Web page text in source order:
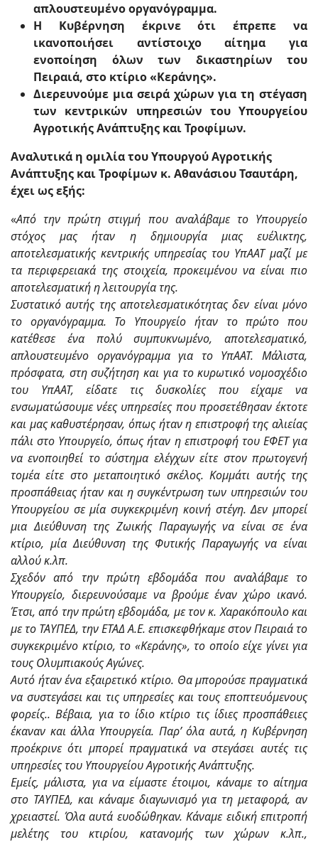
απλουστευμένο οργανόγραμμα.
Η Κυβέρνηση έκρινε ότι έπρεπε να
ικανοποιήσει αντίστοιχο αίτημα για
ενοποίηση όλων των δικαστηρίων του
Πειραιά, στο κτίριο «Κεράνης».
Διερευνούμε μια σειρά χώρων για τη στέγαση
των κεντρικών υπηρεσιών του Υπουργείου
Αγροτικής Ανάπτυξης και Τροφίμων.
Αναλυτικά η ομιλία του Υπουργού Αγροτικής
Ανάπτυξης και Τροφίμων κ. Αθανάσιου Τσαυτάρη,
έχει ως εξής:
«Από την πρώτη στιγμή που αναλάβαμε το Υπουργείο
στόχος μας ήταν η δημιουργία μιας ευέλικτης,
αποτελεσματικής κεντρικής υπηρεσίας του ΥπΑΑΤ μαζί με
τα περιφερειακά της στοιχεία, προκειμένου να είναι πιο
αποτελεσματική η λειτουργία της.
Συστατικό αυτής της αποτελεσματικότητας δεν είναι μόνο
το οργανόγραμμα. Το Υπουργείο ήταν το πρώτο που
κατέθεσε ένα πολύ συμπυκνωμένο, αποτελεσματικό,
απλουστευμένο οργανόγραμμα για το ΥπΑΑΤ. Μάλιστα,
πρόσφατα, στη συζήτηση και για το κυρωτικό νομοσχέδιο
του ΥπΑΑΤ, είδατε τις δυσκολίες που είχαμε να
ενσωματώσουμε νέες υπηρεσίες που προσετέθησαν έκτοτε
και μας καθυστέρησαν, όπως ήταν η επιστροφή της αλιείας
πάλι στο Υπουργείο, όπως ήταν η επιστροφή του ΕΦΕΤ για
να ενοποιηθεί το σύστημα ελέγχων είτε στον πρωτογενή
τομέα είτε στο μεταποιητικό σκέλος. Κομμάτι αυτής της
προσπάθειας ήταν και η συγκέντρωση των υπηρεσιών του
Υπουργείου σε μία συγκεκριμένη κοινή στέγη. Δεν μπορεί
μια Διεύθυνση της Ζωικής Παραγωγής να είναι σε ένα
κτίριο, μία Διεύθυνση της Φυτικής Παραγωγής να είναι
αλλού κ.λπ.
Σχεδόν από την πρώτη εβδομάδα που αναλάβαμε το
Υπουργείο, διερευνούσαμε να βρούμε έναν χώρο ικανό.
Έτσι, από την πρώτη εβδομάδα, με τον κ. Χαρακόπουλο και
με το ΤΑΥΠΕΔ, την ΕΤΑΔ Α.Ε. επισκεφθήκαμε στον Πειραιά το
συγκεκριμένο κτίριο, το «Κεράνης», το οποίο είχε γίνει για
τους Ολυμπιακούς Αγώνες.
Αυτό ήταν ένα εξαιρετικό κτίριο. Θα μπορούσε πραγματικά
να συστεγάσει και τις υπηρεσίες και τους εποπτευόμενους
φορείς.. Βέβαια, για το ίδιο κτίριο τις ίδιες προσπάθειες
έκαναν και άλλα Υπουργεία. Παρ’ όλα αυτά, η Κυβέρνηση
προέκρινε ότι μπορεί πραγματικά να στεγάσει αυτές τις
υπηρεσίες του Υπουργείου Αγροτικής Ανάπτυξης.
Εμείς, μάλιστα, για να είμαστε έτοιμοι, κάναμε το αίτημα
στο ΤΑΥΠΕΔ, και κάναμε διαγωνισμό για τη μεταφορά, αν
χρειαστεί. Όλα αυτά ευοδώθηκαν. Κάναμε ειδική επιτροπή
μελέτης του κτιρίου, κατανομής των χώρων κ.λπ.,